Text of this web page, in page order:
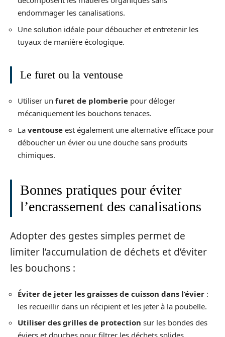
endommager les canalisations.
Une solution idéale pour déboucher et entretenir les
tuyaux de manière écologique.
Le furet ou la ventouse
Utiliser un furet de plomberie pour déloger
mécaniquement les bouchons tenaces.
La ventouse est également une alternative efficace pour
déboucher un évier ou une douche sans produits
chimiques.
Bonnes pratiques pour éviter
l’encrassement des canalisations
Adopter des gestes simples permet de
limiter l’accumulation de déchets et d’éviter
les bouchons :
Éviter de jeter les graisses de cuisson dans l’évier :
les recueillir dans un récipient et les jeter à la poubelle.
Utiliser des grilles de protection sur les bondes des